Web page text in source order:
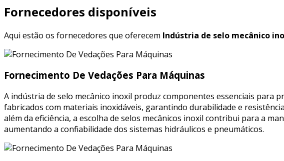
Fornecedores disponíveis
Aqui estão os fornecedores que oferecem Indústria de selo mecânico
Fornecimento De Vedações Para Máquinas
A indústria de selo mecânico inoxil produz componentes essenciais para
fabricados com materiais inoxidáveis, garantindo durabilidade e
além da eficiência, a escolha de selos mecânicos inoxil contribui para a
aumentando a confiabilidade dos sistemas hidráulicos e pneumáticos.